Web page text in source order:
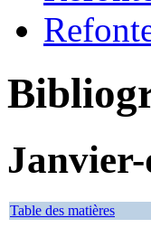
Janvier-
Table des matières